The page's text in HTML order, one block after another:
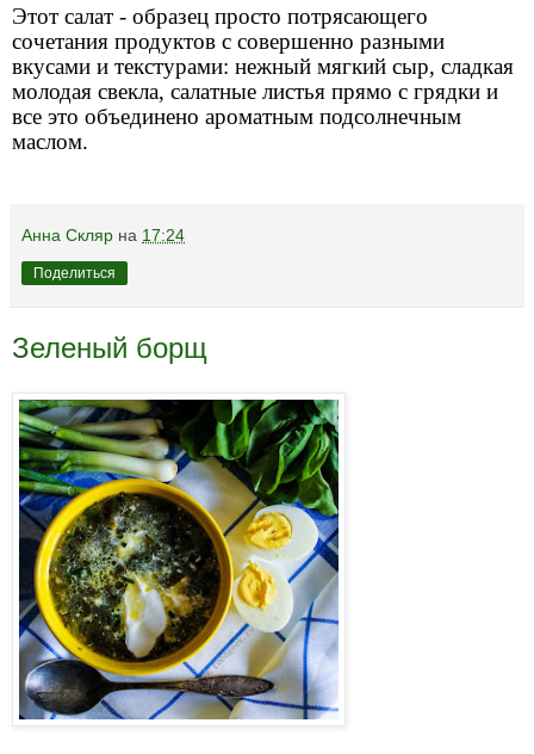
Этот салат - образец просто потрясающего
сочетания продуктов с совершенно разными
вкусами и текстурами: нежный мягкий сыр, сладкая
молодая свекла, салатные листья прямо с грядки и
все это объединено ароматным подсолнечным
маслом.
Анна Скляр на 17:24
Поделиться
Зеленый борщ